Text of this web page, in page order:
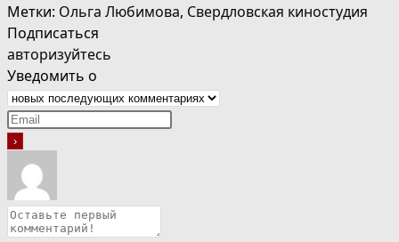
Метки: Ольга Любимова, Свердловская киностудия
Подписаться
авторизуйтесь
Уведомить о